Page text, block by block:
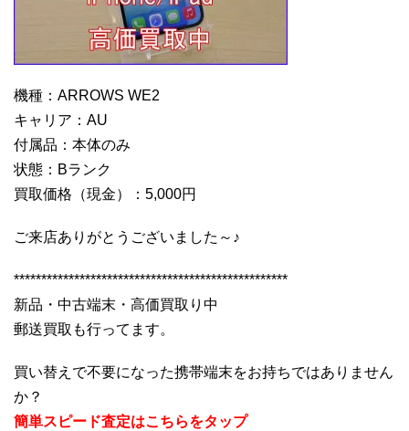
機種：ARROWS WE2
キャリア：AU
付属品：本体のみ
状態：Bランク
買取価格（現金）：5,000円
ご来店ありがとうございました～♪
**************************************************
新品・中古端末・高価買取り中
郵送買取も行ってます。
買い替えで不要になった携帯端末をお持ちではありません
か？
簡単スピード査定はこちらをタップ